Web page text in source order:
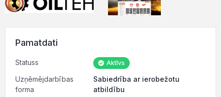
Pamatdati
Statuss Aktīvs
Uzņēmējdarbības
forma
Sabiedrība ar ierobežotu
atbildību